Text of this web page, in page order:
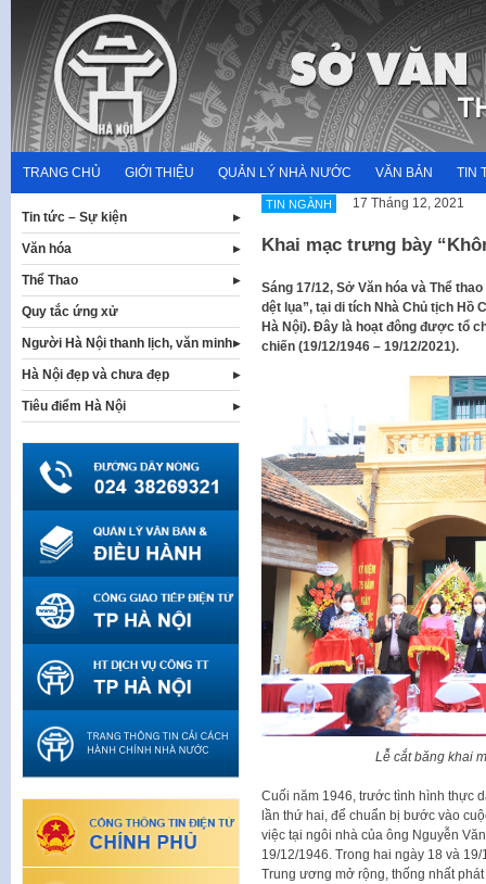
content
TRANG CHỦ GIỚI THIỆU QUẢN LÝ NHÀ NƯỚC VĂN BẢN TIN
TIN NGÀNH 17 Tháng 12, 2021
Khai mạc trưng bày
Sáng 17/12, Sở Văn hóa và Thể
dệt lụa”, tại di tích Nhà Chủ tịch Hồ
Hà Nội). Đây là hoạt đông được tổ
chiến (19/12/1946 – 19/12/2021).
Lễ cắt băng khai
Cuối năm 1946, trước tình hình thực
lần thứ hai, để chuẩn bị bước vào
việc tại ngôi nhà của ông Nguyễn
19/12/1946. Trong hai ngày 18 và
Trung ương mở rộng, thống nhất
Tin tức – Sự kiện
Văn hóa
Thể Thao
Quy tắc ứng xử
Người Hà Nội thanh lịch, văn minh
Hà Nội đẹp và chưa đẹp
Tiêu điểm Hà Nội